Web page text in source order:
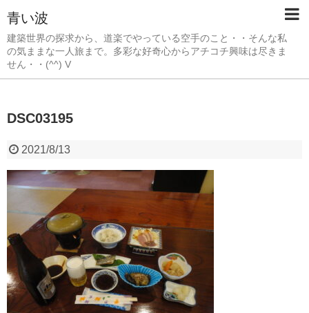
青い波
建築世界の探求から、道楽でやっている空手のこと・・そんな私
の気ままな一人旅まで。多彩な好奇心からアチコチ興味は尽きま
せん・・(^^) V
DSC03195
2021/8/13